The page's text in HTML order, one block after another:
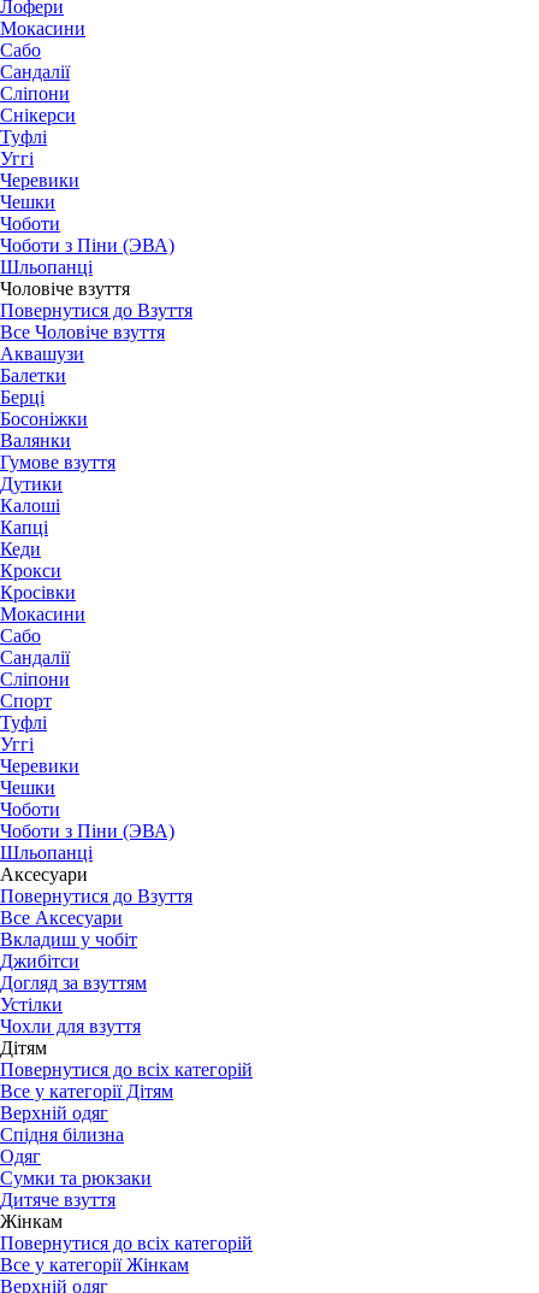
Лофери
Мокасини
Сабо
Сандалії
Сліпони
Снікерси
Туфлі
Уггі
Черевики
Чешки
Чоботи
Чоботи з Піни (ЭВА)
Шльопанці
Чоловіче взуття
Повернутися до Взуття
Все Чоловіче взуття
Аквашузи
Балетки
Берці
Босоніжки
Валянки
Гумове взуття
Дутики
Калоші
Капці
Кеди
Крокси
Кросівки
Мокасини
Сабо
Сандалії
Сліпони
Спорт
Туфлі
Уггі
Черевики
Чешки
Чоботи
Чоботи з Піни (ЭВА)
Шльопанці
Аксесуари
Повернутися до Взуття
Все Аксесуари
Вкладиш у чобіт
Джибітси
Догляд за взуттям
Устілки
Чохли для взуття
Дітям
Повернутися до всіх категорій
Все у категорії Дітям
Верхній одяг
Спідня білизна
Одяг
Сумки та рюкзаки
Дитяче взуття
Жінкам
Повернутися до всіх категорій
Все у категорії Жінкам
Верхній одяг